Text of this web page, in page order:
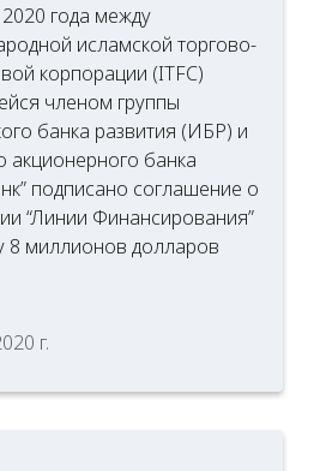
года между
исламской торгово-
корпорации (ITFC)
членом группы
банка развития (ИБР) и
акционерного банка
подписано соглашение о
“Линии Финансирования”
8 миллионов долларов
г.